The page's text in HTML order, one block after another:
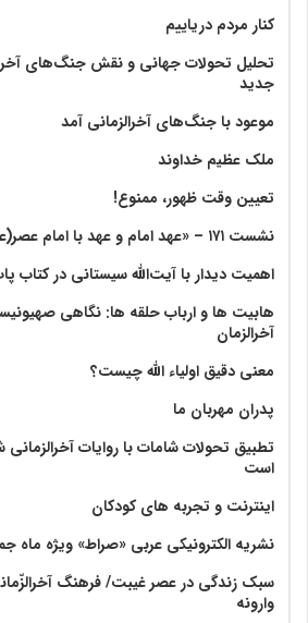
کنار مردم دریاییم
تحلیل تحولات جهانی و نقش جنگ‌های
جدید
موعود با جنگ‌های آخرالزمانی آمد
ملک عظیم خداوند
تعیین وقت ظهور، ممنوع!
نشست ۱۷۱ – «عهد امام و عهد با امام عصر(عج)»
اهمیت دیدار با آیت‌الله سیستانی در کتاب
هابیت ها و ارباب حلقه ها: نگاهی
آخرالزمان
معنی دقیق اولیاء الله چیست؟
پدران مهربان ما
تطبیق تحولات شامات با روایات
است
اینترنت و تجربه های کودکان
نشریه الکترونیکی عربی «صراط» ویژه ماه
سبک زندگی در عصر غیبت/ فرهنگ
وارونه